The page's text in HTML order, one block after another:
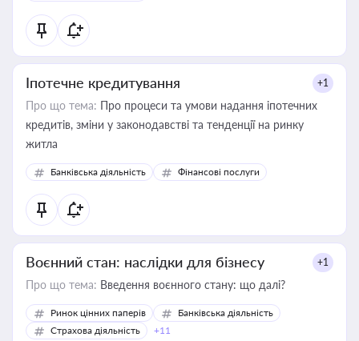
Іпотечне кредитування +1
Про що тема: Про процеси та умови надання іпотечних
кредитів, зміни у законодавстві та тенденції на ринку
житла
Банківська діяльність Фінансові послуги
Воєнний стан: наслідки для бізнесу +1
Про що тема: Введення воєнного стану: що далі?
Ринок цінних паперів
Банківська діяльність
Страхова діяльність
+11